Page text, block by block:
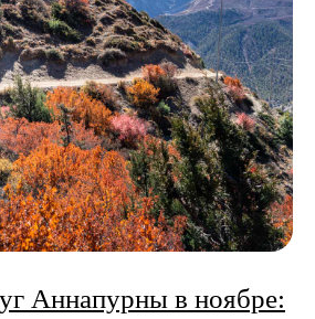
Аннапурны в ноябре:
?